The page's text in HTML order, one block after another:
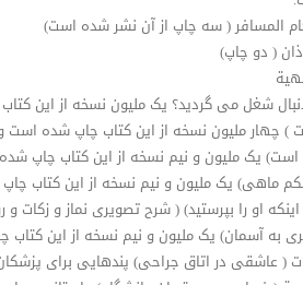
المسافر ( سه چاپ از آن نشر شده است)
( دو چاپ)
شغل می گردید؟ یک ملیون نسخه از این
) چهار ملیون نسخه از این کتاب چاپ شده
است) یک ملیون و نیم نسخه از این کتاب چاپ
ماهی) یک ملیون و نیم نسخه از این کتاب
اینکه او را بپرستید) ( شرح تصویری نماز و
به آسمان) یک ملیون و نیم نسخه از این
جراحی) پندهایی برای پزشکان و بیماران که 700 هزار نسخه از